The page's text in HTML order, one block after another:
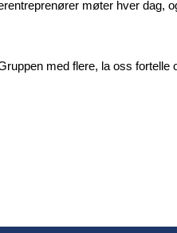
møter hver dag,
med flere, la oss fortelle